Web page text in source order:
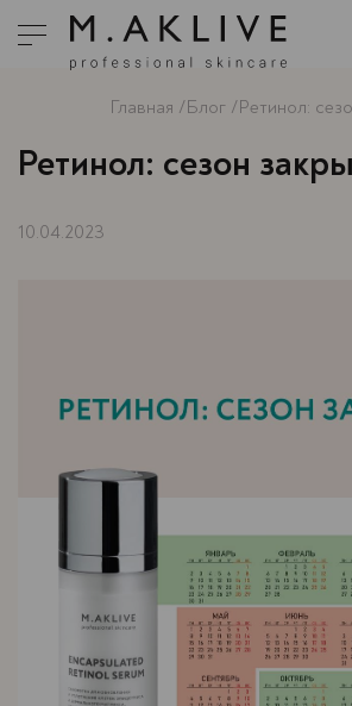
Главная Блог Ретинол:
Ретинол: сезон
10.04.2023